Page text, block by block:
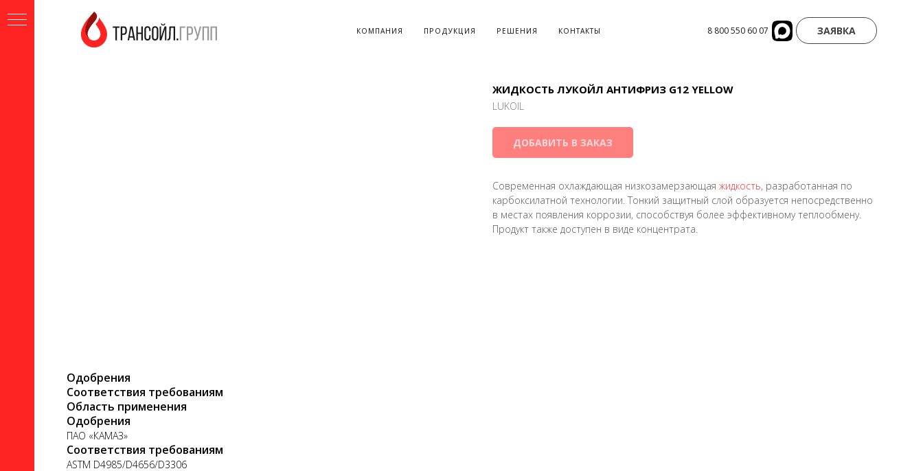
КОМПАНИЯ ПРОДУКЦИЯ РЕШЕНИЯ КОНТАКТЫ 8 800 550 60 07 ЗАЯВКА
ЖИДКОСТЬ ЛУКОЙЛ АНТИФРИЗ G12 YELLOW
LUKOIL
ДОБАВИТЬ В ЗАКАЗ
Современная охлаждающая низкозамерзающая жидкость, разработанная по
карбоксилатной технологии. Тонкий защитный слой образуется непосредственно
в местах появления коррозии, способствуя более эффективному теплообмену.
Продукт также доступен в виде концентрата.
Одобрения
Соответствия требованиям
Область применения
Одобрения
ПАО «КАМАЗ»
Соответствия требованиям
ASTM D4985/D4656/D3306